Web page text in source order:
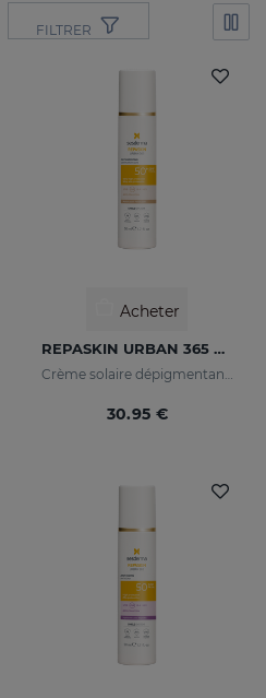
FILTRER
Acheter
REPASKIN URBAN 365 Depigmenting SPF50+
Crème solaire dépigmentante pour le visage
30.95 €